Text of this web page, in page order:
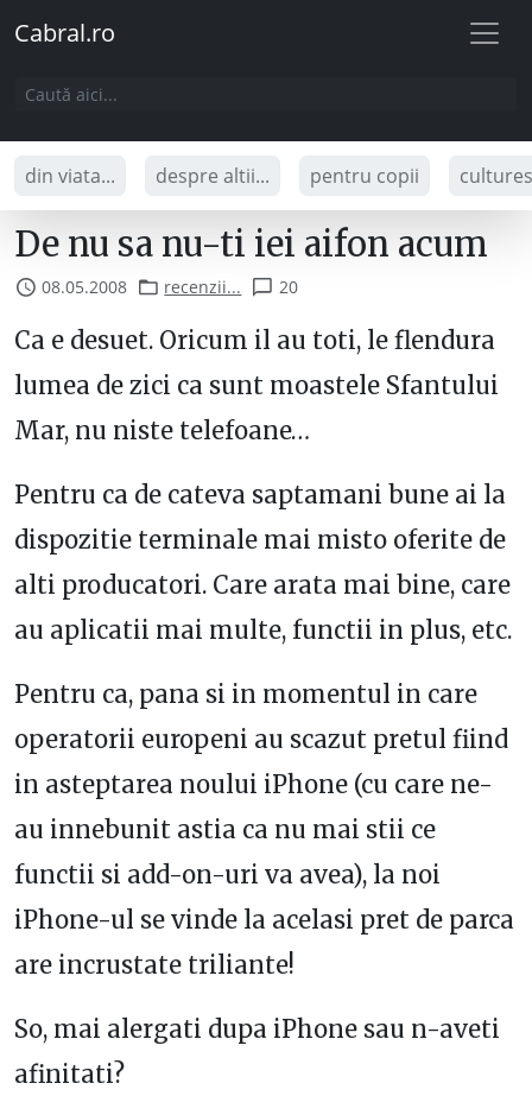
Cabral.ro
din viata... despre altii... pentru copii
De nu sa nu-ti iei aifon acum
08.05.2008 recenzii... 20
Ca e desuet. Oricum il au toti, le flendura
lumea de zici ca sunt moastele Sfantului
Mar, nu niste telefoane…
Pentru ca de cateva saptamani bune ai la
dispozitie terminale mai misto oferite de
alti producatori. Care arata mai bine, care
au aplicatii mai multe, functii in plus, etc.
Pentru ca, pana si in momentul in care
operatorii europeni au scazut pretul fiind
in asteptarea noului iPhone (cu care ne-
au innebunit astia ca nu mai stii ce
functii si add-on-uri va avea), la noi
iPhone-ul se vinde la acelasi pret de parca
are incrustate triliante!
So, mai alergati dupa iPhone sau n-aveti
afinitati?